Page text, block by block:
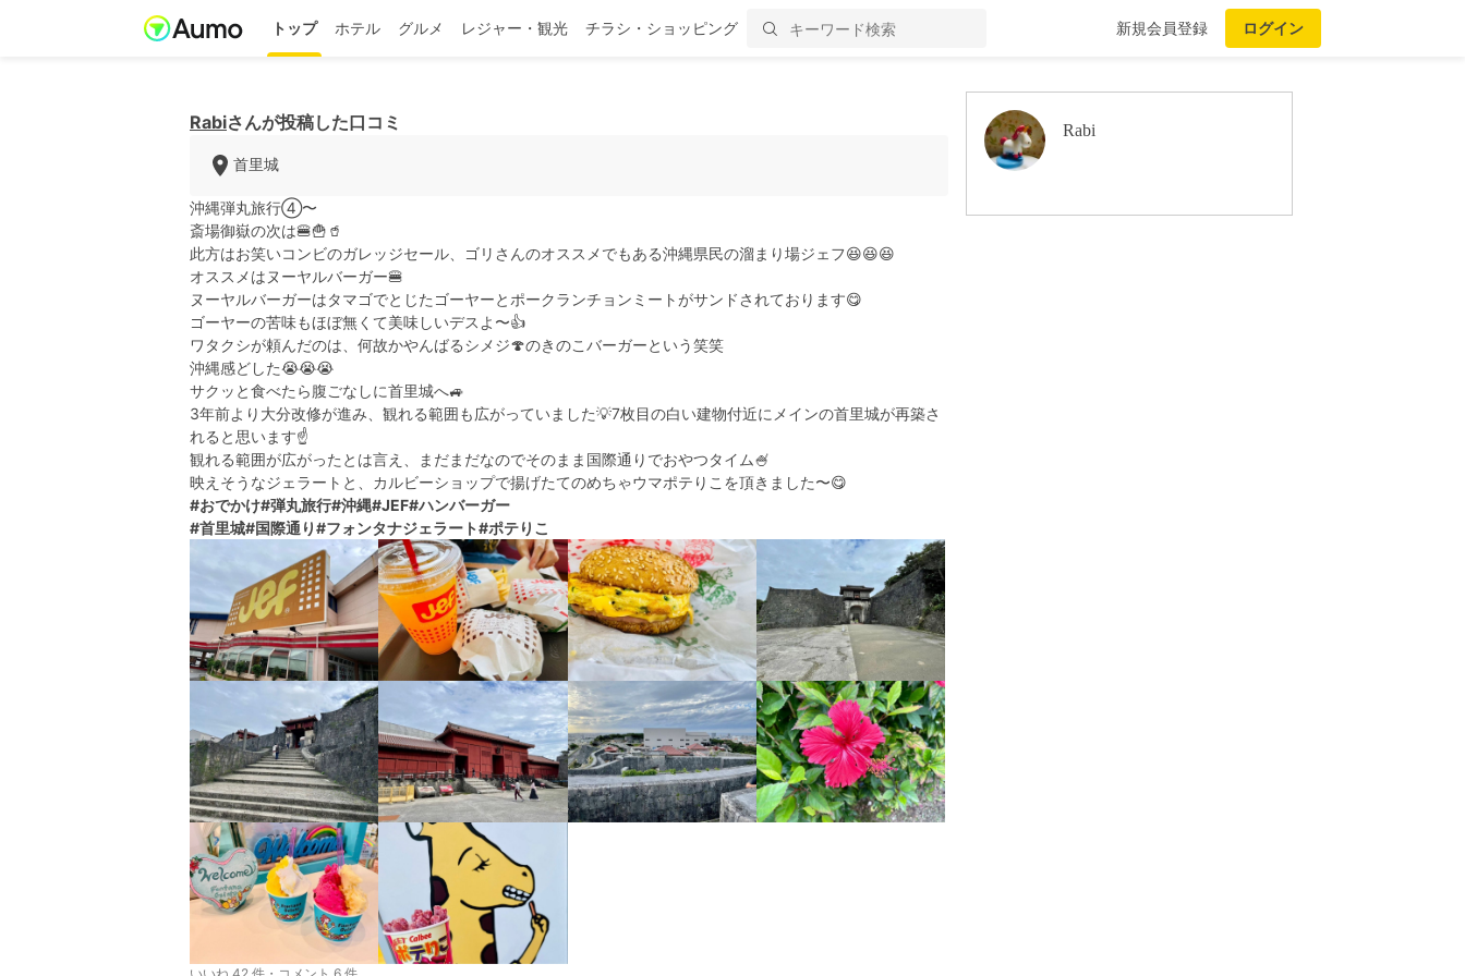
トップ ホテル グルメ レジャー・観光 チラシ・ショッピング 新規会員登録 ログイン
Rabiさんが投稿した口コミ
首里城
沖縄弾丸旅行④〜
斎場御嶽の次は🍔🍟🥤
此方はお笑いコンビのガレッジセール、ゴリさんのオススメでもある沖縄県民の溜まり場ジェフ😆😆😆
オススメはヌーヤルバーガー🍔
ヌーヤルバーガーはタマゴでとじたゴーヤーとポークランチョンミートがサンドされております😋
ゴーヤーの苦味もほぼ無くて美味しいデスよ〜👍
ワタクシが頼んだのは、何故かやんばるシメジ🍄のきのこバーガーという笑笑
沖縄感どした😭😭😭
サクッと食べたら腹ごなしに首里城へ🚙
3年前より大分改修が進み、観れる範囲も広がっていました💡7枚目の白い建物付近にメインの首里城が再築さ
れると思います☝️
観れる範囲が広がったとは言え、まだまだなのでそのまま国際通りでおやつタイム🍧
映えそうなジェラートと、カルビーショップで揚げたてのめちゃウマポテりこを頂きました〜😋
#おでかけ#弾丸旅行#沖縄#JEF#ハンバーガー
#首里城#国際通り#フォンタナジェラート#ポテりこ
Rabi